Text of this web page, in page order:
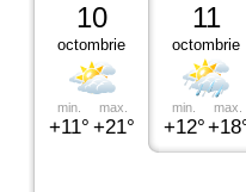
10
octombrie
min.
+11°
max.
+21°
11
octombrie
min.
+12°
max.